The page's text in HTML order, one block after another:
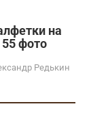
на
фото
Редькин